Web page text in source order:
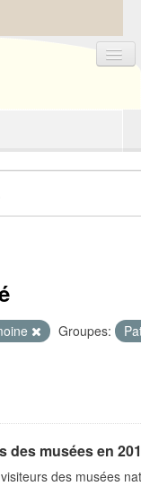
Groupes:
des musées en
des musées